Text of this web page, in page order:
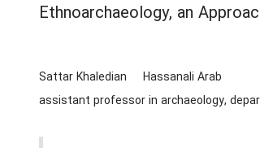
Ethnoarchaeology, an
Sattar Khaledian
Hassanali Arab
assistant professor in archaeology,